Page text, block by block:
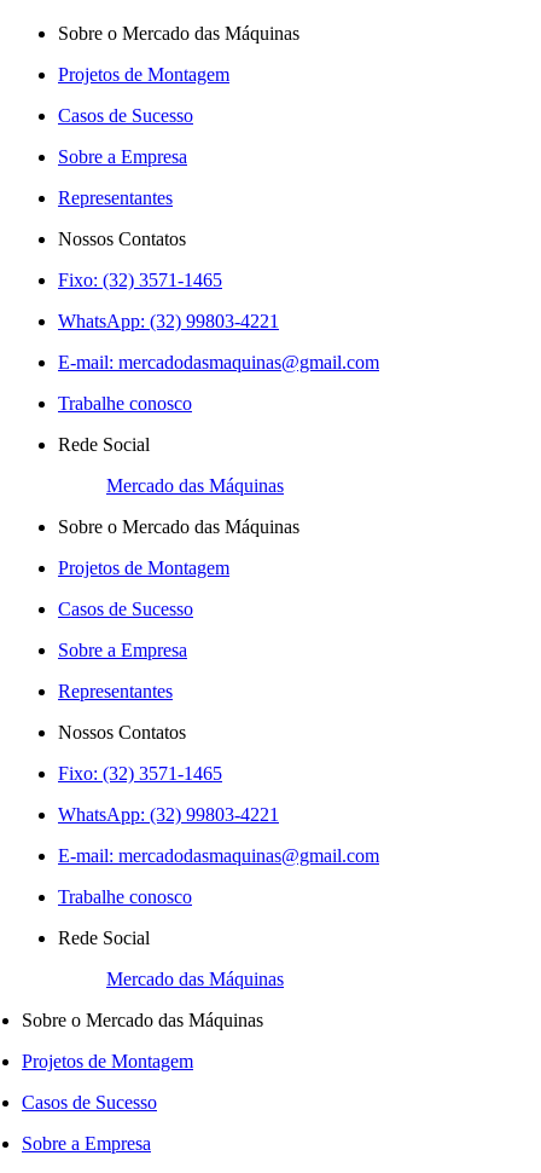
Sobre o Mercado das Máquinas
Projetos de Montagem
Casos de Sucesso
Sobre a Empresa
Representantes
Nossos Contatos
Fixo: (32) 3571-1465
WhatsApp: (32) 99803-4221
E-mail: mercadodasmaquinas@gmail.com
Trabalhe conosco
Rede Social
Mercado das Máquinas
Sobre o Mercado das Máquinas
Projetos de Montagem
Casos de Sucesso
Sobre a Empresa
Representantes
Nossos Contatos
Fixo: (32) 3571-1465
WhatsApp: (32) 99803-4221
E-mail: mercadodasmaquinas@gmail.com
Trabalhe conosco
Rede Social
Mercado das Máquinas
Sobre o Mercado das Máquinas
Projetos de Montagem
Casos de Sucesso
Sobre a Empresa